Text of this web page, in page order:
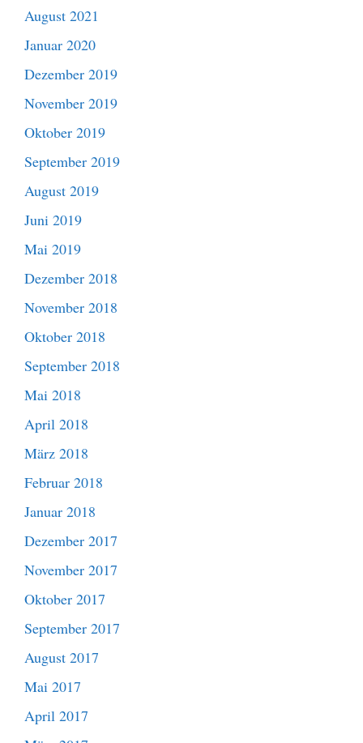
August 2021
Januar 2020
Dezember 2019
November 2019
Oktober 2019
September 2019
August 2019
Juni 2019
Mai 2019
Dezember 2018
November 2018
Oktober 2018
September 2018
Mai 2018
April 2018
März 2018
Februar 2018
Januar 2018
Dezember 2017
November 2017
Oktober 2017
September 2017
August 2017
Mai 2017
April 2017